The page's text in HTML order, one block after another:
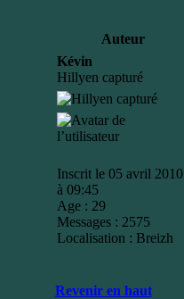
Auteur
Kévin
Hillyen capturé
Inscrit le 05 avril 2010
à 09:45
Age : 29
Messages : 2575
Localisation : Breizh
Revenir en haut